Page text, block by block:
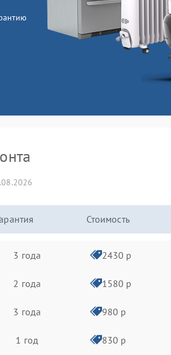
Стоимость
3 года 2430 р
2 года 1580 р
3 года 980 р
1 год 830 р